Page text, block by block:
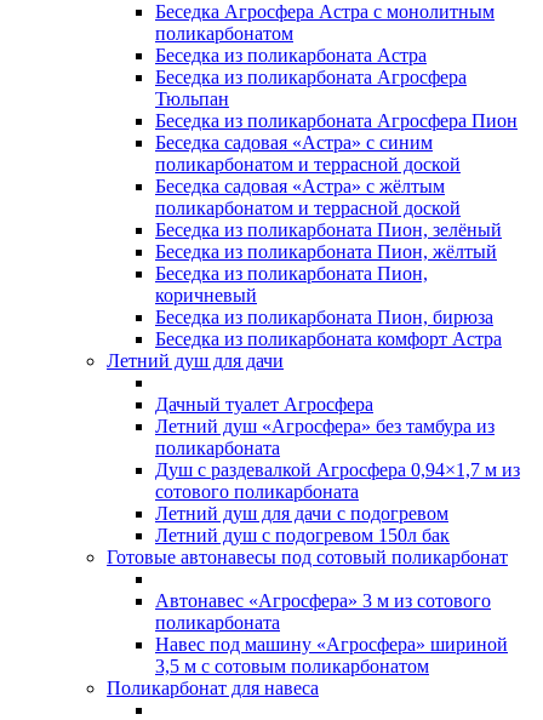
Беседка Агросфера Астра с монолитным
поликарбонатом
Беседка из поликарбоната Астра
Беседка из поликарбоната Агросфера
Тюльпан
Беседка из поликарбоната Агросфера Пион
Беседка садовая «Астра» с синим
поликарбонатом и террасной доской
Беседка садовая «Астра» с жёлтым
поликарбонатом и террасной доской
Беседка из поликарбоната Пион, зелёный
Беседка из поликарбоната Пион, жёлтый
Беседка из поликарбоната Пион,
коричневый
Беседка из поликарбоната Пион, бирюза
Беседка из поликарбоната комфорт Астра
Летний душ для дачи
Дачный туалет Агросфера
Летний душ «Агросфера» без тамбура из
поликарбоната
Душ с раздевалкой Агросфера 0,94×1,7 м из
сотового поликарбоната
Летний душ для дачи с подогревом
Летний душ с подогревом 150л бак
Готовые автонавесы под сотовый поликарбонат
Автонавес «Агросфера» 3 м из сотового
поликарбоната
Навес под машину «Агросфера» шириной
3,5 м с сотовым поликарбонатом
Поликарбонат для навеса